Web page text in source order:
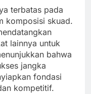
terbatas pada
komposisi skuad.
lainnya untuk
bahwa
jangka
fondasi
kompetitif.